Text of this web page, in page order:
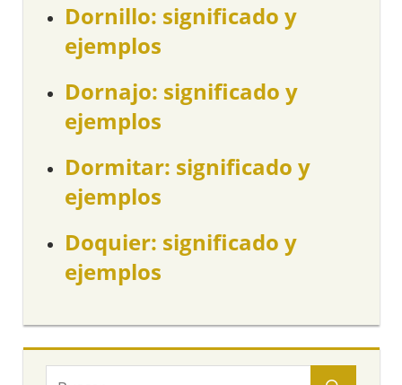
Dornillo: significado y
ejemplos
Dornajo: significado y
ejemplos
Dormitar: significado y
ejemplos
Doquier: significado y
ejemplos